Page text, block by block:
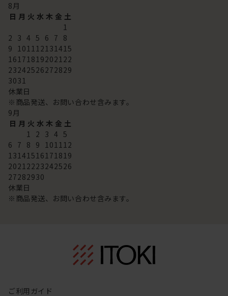
8月
日 月 火 水 木 金 土
1
2 3 4 5 6 7 8
9 101112131415
16171819202122
23242526272829
3031
休業日
※商品発送、お問い合わせ含みます。
9月
日 月 火 水 木 金 土
1 2 3 4 5
6 7 8 9 101112
13141516171819
20212223242526
27282930
休業日
※商品発送、お問い合わせ含みます。
ご利用ガイド